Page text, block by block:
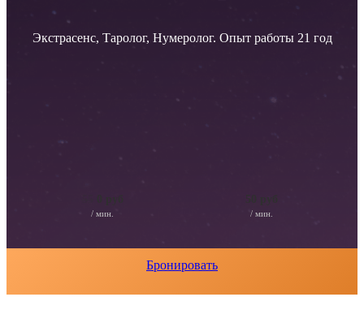
Экстрасенс, Таролог, Нумеролог. Опыт работы 21 год
/ мин.
50 руб
/ мин.
Бронировать